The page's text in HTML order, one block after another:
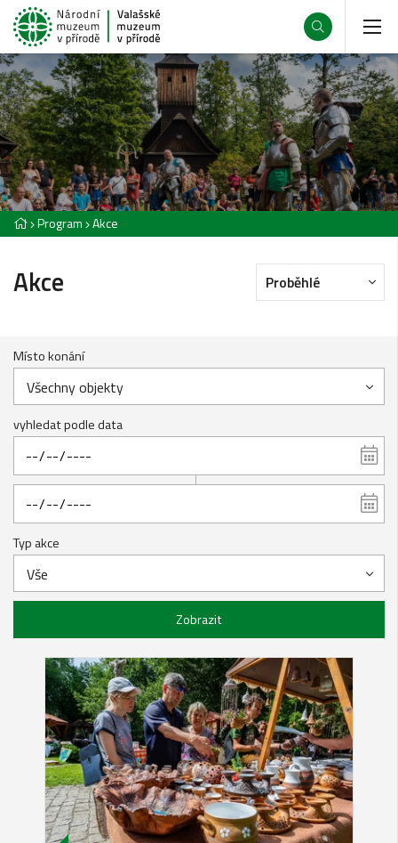
Program Akce
Akce Proběhlé
Místo konání
Všechny objekty
vyhledat podle data
Typ akce
Vše
Zobrazit